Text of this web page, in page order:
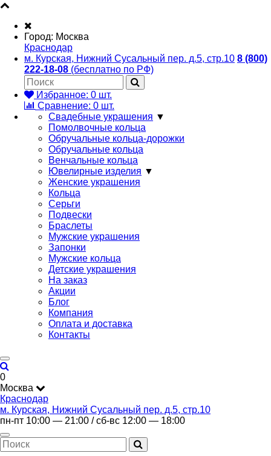
Город: Москва
Краснодар
м. Курская, Нижний Сусальный пер. д.5, стр.10 8 (800)
222-18-08 (бесплатно по РФ)
Избранное: 0 шт.
Сравнение: 0 шт.
Свадебные украшения ▼
Помолвочные кольца
Обручальные кольца-дорожки
Обручальные кольца
Венчальные кольца
Ювелирные изделия ▼
Женские украшения
Кольца
Серьги
Подвески
Браслеты
Мужские украшения
Запонки
Мужские кольца
Детские украшения
На заказ
Акции
Блог
Компания
Оплата и доставка
Контакты
0
Москва
Краснодар
м. Курская, Нижний Сусальный пер. д.5, стр.10
пн-пт 10:00 — 21:00 / сб-вс 12:00 — 18:00